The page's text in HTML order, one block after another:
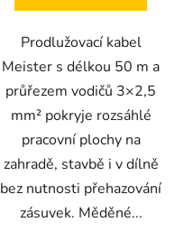
Prodlužovací kabel
Meister s délkou 50 m a
průřezem vodičů 3×2,5
mm² pokryje rozsáhlé
pracovní plochy na
zahradě, stavbě i v dílně
bez nutnosti přehazování
zásuvek. Měděné...